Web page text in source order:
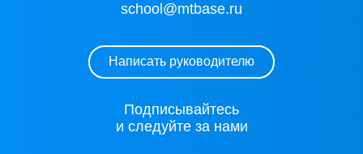
school@mtbase.ru
Написать руководителю
Подписывайтесь
и следуйте за нами